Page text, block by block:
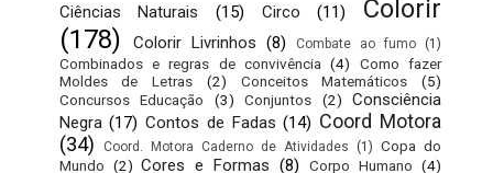
Ciências Naturais
(15) Circo (11)
Colorir
(178)
Colorir Livrinhos (8) Combate ao fumo (1)
Combinados e regras de convivência (4)
Como fazer
Moldes de Letras
(2) Conceitos Matemáticos
(5)
Concursos Educação
(3) Conjuntos (2)
Consciência
Negra (17) Contos de Fadas (14) Coord Motora
(34)
Coord. Motora Caderno de Atividades (1) Copa do
Mundo (2) Cores e Formas (8) Corpo Humano (4)